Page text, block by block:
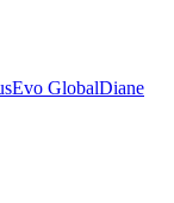
Evo GlobalDiane